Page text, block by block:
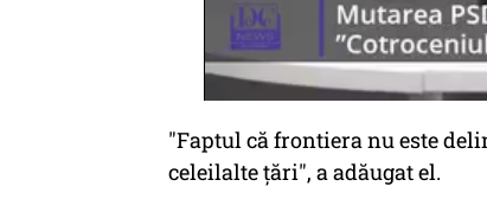
"Faptul că frontiera nu este
celeilalte ţări", a adăugat el.